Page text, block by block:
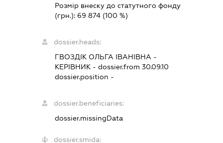
Розмір внеску до статутного фонду
(грн.): 69 874(100 %)
dossier.heads:
ГВОЗДІК ОЛЬГА ІВАНІВНА -
КЕРІВНИК - dossier.from 30.09.10
dossier.position -
dossier.beneficiaries:
dossier.missingData
dossier.smida: